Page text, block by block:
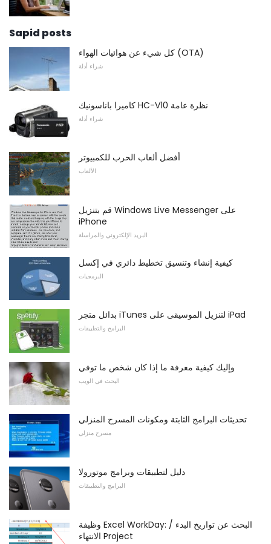
Sapid posts
كل شيء عن هوائيات الهواء (OTA)
شراء أدلة
كاميرا باناسونيك HC-V10 نظرة عامة
شراء أدلة
أفضل ألعاب الحرب للكمبيوتر
الألعاب
قم بتنزيل Windows Live Messenger على
iPhone
البريد الإلكتروني والمراسلة
كيفية إنشاء وتنسيق تخطيط دائري في إكسل
البرمجيات
بدائل متجر iTunes لتنزيل الموسيقى على iPad
البرامج والتطبيقات
وإليك كيفية معرفة ما إذا كان شخص ما توفي
البحث في الويب
تحديثات البرامج الثابتة ومكونات المسرح المنزلي
مسرح منزلي
دليل لتطبيقات وبرامج موتورولا
البرامج والتطبيقات
وظيفة Excel WorkDay: البحث عن تواريخ البدء /
الانتهاء Project